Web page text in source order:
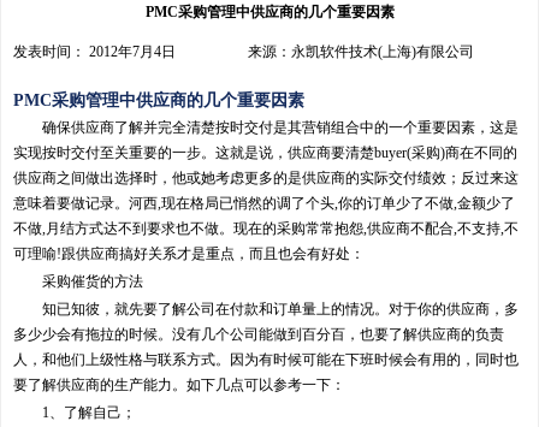
PMC采购管理中供应商的几个重要因素
发表时间： 2012年7月4日 来源：永凯软件技术(上海)有限公司
PMC采购管理中供应商的几个重要因素
确保供应商了解并完全清楚按时交付是其营销组合中的一个重要因素，这是
实现按时交付至关重要的一步。这就是说，供应商要清楚buyer(采购)商在不同的
供应商之间做出选择时，他或她考虑更多的是供应商的实际交付绩效；反过来这
意味着要做记录。河西,现在格局已悄然的调了个头,你的订单少了不做,金额少了
不做,月结方式达不到要求也不做。现在的采购常常抱怨,供应商不配合,不支持,不
可理喻!跟供应商搞好关系才是重点，而且也会有好处：
采购催货的方法
知已知彼，就先要了解公司在付款和订单量上的情况。对于你的供应商，多
多少少会有拖拉的时候。没有几个公司能做到百分百，也要了解供应商的负责
人，和他们上级性格与联系方式。因为有时候可能在下班时候会有用的，同时也
要了解供应商的生产能力。如下几点可以参考一下：
1、了解自己；